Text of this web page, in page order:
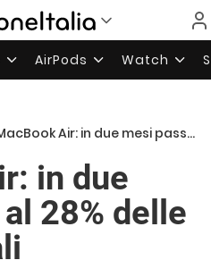
AirPods Watch
Air: in due mesi passa al 28% delle vendite totali
in due
28% delle